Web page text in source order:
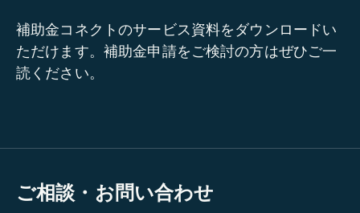
補助金コネクトのサービス資料をダウンロードい
ただけます。補助金申請をご検討の方はぜひご一
読ください。
ご相談・お問い合わせ